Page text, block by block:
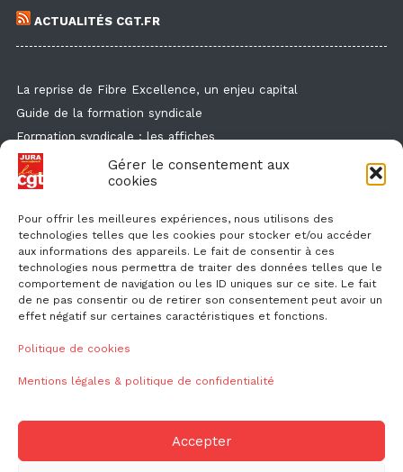
Gérer le consentement aux
cookies
Pour offrir les meilleures expériences, nous utilisons des
technologies telles que les cookies pour stocker et/ou accéder
aux informations des appareils. Le fait de consentir à ces
technologies nous permettra de traiter des données telles que le
comportement de navigation ou les ID uniques sur ce site. Le fait
de ne pas consentir ou de retirer son consentement peut avoir un
effet négatif sur certaines caractéristiques et fonctions.
Politique de cookies
Mentions légales & politique de confidentialité
Accepter
ACTUALITÉS CGT.FR
La reprise de Fibre Excellence, un enjeu capital
Guide de la formation syndicale
Formation syndicale : les affiches
Droit de retrait : comment l'exercer et faire valoir ses droits ?
Des flyers et des affichettes pour faire connaitre l'enquête